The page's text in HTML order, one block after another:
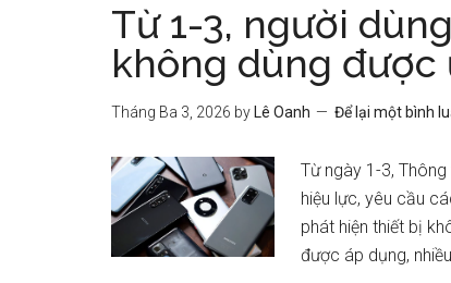
Từ 1-3, người
không dùng được
Tháng Ba 3, 2026 by Lê Oanh Để lại một bình
Từ ngày 1-3,
hiệu lực, yêu cầu
phát hiện thiết bị
được áp dụng,